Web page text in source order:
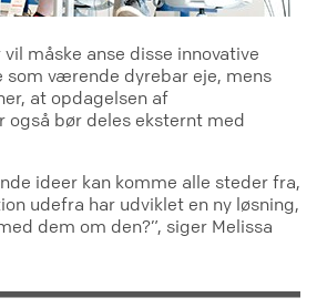
måske anse disse innovative
værende dyrebar eje, mens
at opdagelsen af
også bør deles eksternt med
ideer kan komme alle steder fra,
udefra har udviklet en ny løsning,
dem om den?”, siger Melissa